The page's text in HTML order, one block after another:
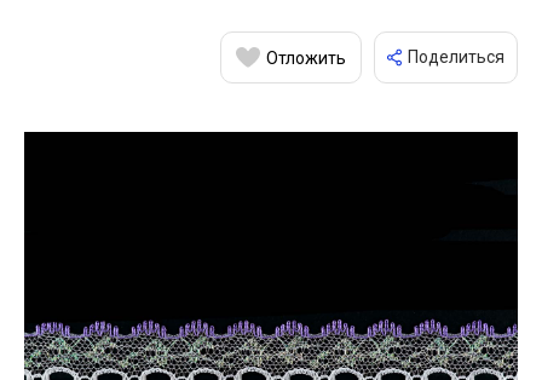
Отложить Поделиться